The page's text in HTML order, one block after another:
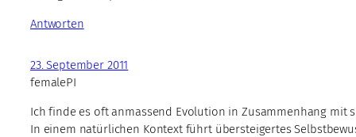
Antworten
23. September 2011
femalePI
Ich finde es oft anmassend Evolution in Zusammenhang mit
In einem natürlichen Kontext führt übersteigertes